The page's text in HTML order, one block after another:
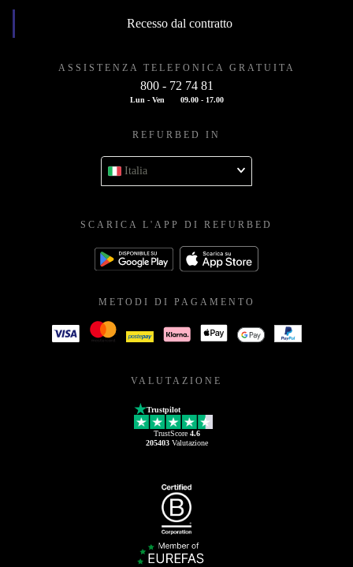
Recesso dal contratto
ASSISTENZA TELEFONICA GRATUITA
800 - 72 74 81
Lun - Ven 09.00 - 17.00
REFURBED IN
Italia
SCARICA L'APP DI REFURBED
METODI DI PAGAMENTO
VALUTAZIONE
Trustpilot
TrustScore 4.6
205403Valutazione